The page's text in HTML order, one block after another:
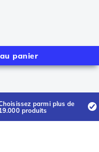
panier
parmi plus de
produits